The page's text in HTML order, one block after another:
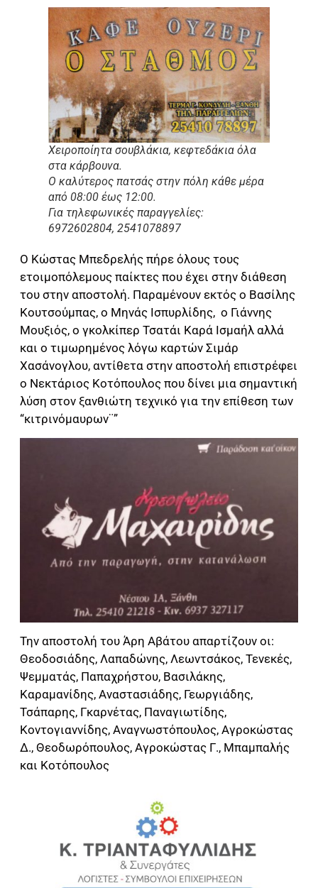
Χειροποίητα σουβλάκια, κεφτεδάκια όλα
στα κάρβουνα.
Ο καλύτερος πατσάς στην πόλη κάθε μέρα
από 08:00 έως 12:00.
Για τηλεφωνικές παραγγελίες:
6972602804, 2541078897
Ο Κώστας Μπεδρελής πήρε όλους τους
ετοιμοπόλεμους παίκτες που έχει στην διάθεση
του στην αποστολή. Παραμένουν εκτός ο Βασίλης
Κουτσούμπας, ο Μηνάς Ισπυρλίδης, ο Γιάννης
Μουξιός, ο γκολκίπερ Τσατάι Καρά Ισμαήλ αλλά
και ο τιμωρημένος λόγω καρτών Σιμάρ
Χασάνογλου, αντίθετα στην αποστολή επιστρέφει
ο Νεκτάριος Κοτόπουλος που δίνει μια σημαντική
λύση στον ξανθιώτη τεχνικό για την επίθεση των
“κιτρινόμαυρων¨”
Την αποστολή του Άρη Αβάτου απαρτίζουν οι:
Θεοδοσιάδης, Λαπαδώνης, Λεωντσάκος, Τενεκές,
Ψεμματάς, Παπαχρήστου, Βασιλάκης,
Καραμανίδης, Αναστασιάδης, Γεωργιάδης,
Τσάπαρης, Γκαρνέτας, Παναγιωτίδης,
Κοντογιαννίδης, Αναγνωστόπουλος, Αγροκώστας
Δ., Θεοδωρόπουλος, Αγροκώστας Γ., Μπαμπαλής
και Κοτόπουλος